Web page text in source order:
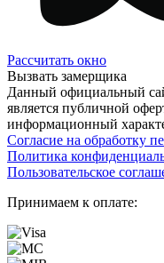
Рассчитать окно
Вызвать замерщика
Данный официальный
является публичной
информационный
Согласие на обработку
Политика
Пользовательское
Принимаем к оплате: